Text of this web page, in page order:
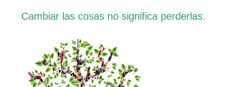
Cambiar las cosas no significa perderlas.